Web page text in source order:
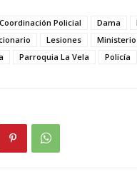
Coordinación Policial Dama
Lesiones
Parroquia La Vela Policía